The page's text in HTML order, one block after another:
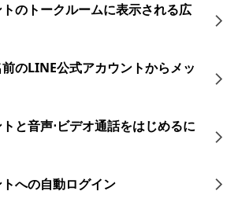
のトークルームに表示される広
前のLINE公式アカウントからメッ
と音声⋅ビデオ通話をはじめるに
への自動ログイン